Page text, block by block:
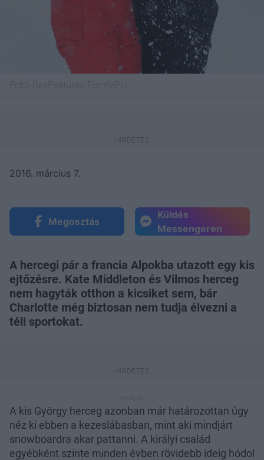
2016. március 7.
Megosztás
Küldés
Messengeren
A hercegi pár a francia Alpokba utazott egy kis
ejtőzésre. Kate Middleton és Vilmos herceg
nem hagyták otthon a kicsiket sem, bár
Charlotte még biztosan nem tudja élvezni a
téli sportokat.
A kis György herceg azonban már határozottan úgy
néz ki ebben a kezeslábasban, mint aki mindjárt
snowboardra akar pattanni. A királyi család
egyébként szinte minden évben rövidebb ideig hódol